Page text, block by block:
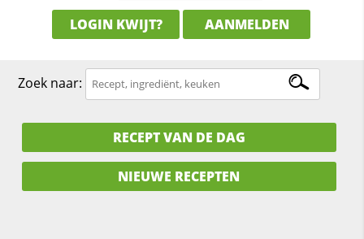
LOGIN KWIJT? AANMELDEN
Zoek naar:
RECEPT VAN DE DAG
NIEUWE RECEPTEN